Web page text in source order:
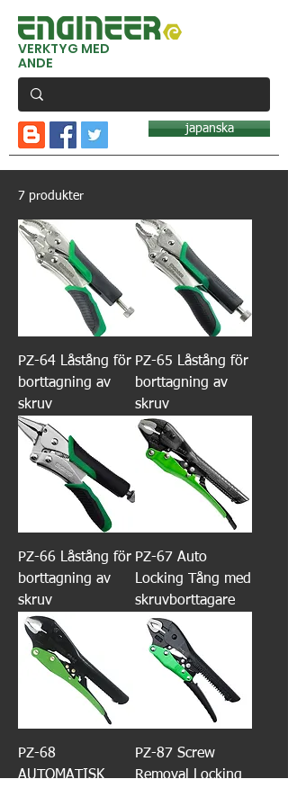
VERKTYG MED
ANDE
japanska
7 produkter
PZ-64 Låstång för
borttagning av
skruv
PZ-65 Låstång för
borttagning av
skruv
PZ-66 Låstång för
borttagning av
skruv
PZ-67 Auto
Locking Tång med
skruvborttagare
PZ-68
AUTOMATISK
PZ-87 Screw
Removal Locking